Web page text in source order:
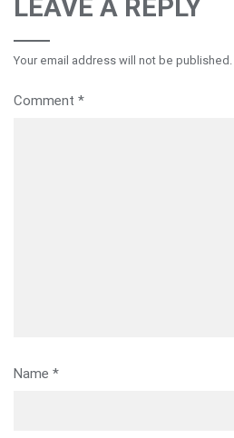
LEAVE A REPLY
Your email address will not be published.
Comment *
Name *